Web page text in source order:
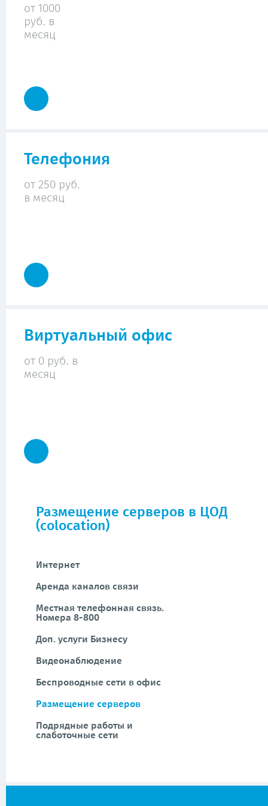
Размещение серверов в ЦОД
(colocation)
Интернет
Аренда каналов связи
Местная телефонная связь.
Номера 8-800
Доп. услуги Бизнесу
Видеонаблюдение
Беспроводные сети в офис
Размещение серверов
Подрядные работы и
слаботочные сети
от 1000
руб. в
месяц
Телефония
от 250 руб.
в месяц
Виртуальный офис
от 0 руб. в
месяц